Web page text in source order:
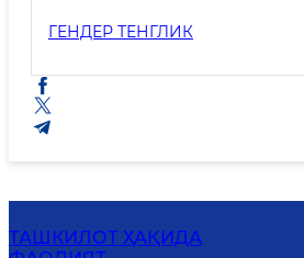
ГЕНДЕР ТЕНГЛИК
ТАШКИЛОТ ҲАҚИДА